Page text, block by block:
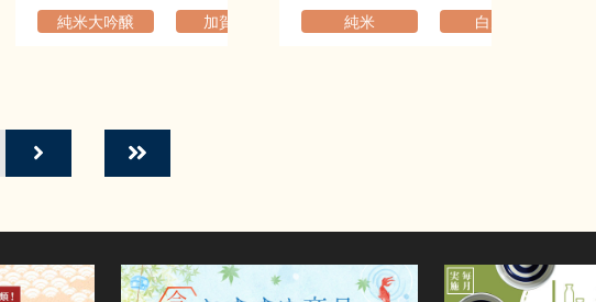
母の日ギフト バレンタインデーギフト ホワイトデーギフト
元旦祝い酒 父の日ギフト 母の日ギフト
香りの高い 華やか 元旦祝い酒 父の日ギフト
純米大吟醸 加賀吟醸 香りの高い 華やか
純米 白川郷